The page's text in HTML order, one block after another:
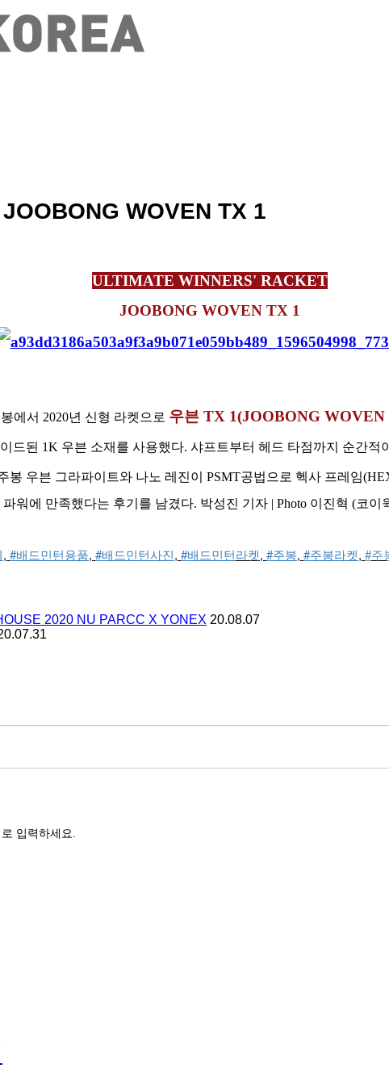
WOVEN TX 1
ULTIMATE WINNERS' RACKET
JOOBONG WOVEN TX 1
에서 2020년 신형 라켓으로 우븐 TX 1(JOOBONG WOVEN
드된 1K 우븐 소재를 사용했다. 샤프트부터 헤드 타점까지 순간적
봉 우븐 그라파이트와 나노 레진이 PSMT공법으로 헥사 프레임
워에 만족했다는 후기를 남겼다. 박성진 기자 | Photo 이진혁 (코이
, #배드민턴용품, #배드민턴사진, #배드민턴라켓, #주봉, #주봉라켓, #주
2020 NU PARCC X YONEX 20.08.07
입력하세요.